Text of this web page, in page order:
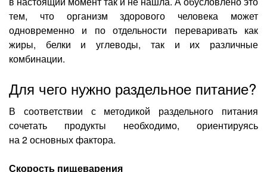
тем, что организм здорового человека может
одновременно и по отдельности переваривать как
жиры, белки и углеводы, так и их различные
комбинации.
Для чего нужно раздельное питание?
В соответствии с методикой раздельного питания
сочетать продукты необходимо, ориентируясь
на 2 основных фактора.
Скорость пищеварения